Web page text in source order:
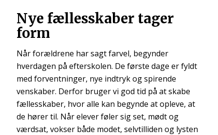
Nye fællesskaber tager
form
Når forældrene har sagt farvel, begynder
hverdagen på efterskolen. De første dage er fyldt
med forventninger, nye indtryk og spirende
venskaber. Derfor bruger vi god tid på at skabe
fællesskaber, hvor alle kan begynde at opleve, at
de hører til. Når elever føler sig set, mødt og
værdsat, vokser både modet, selvtilliden og lysten